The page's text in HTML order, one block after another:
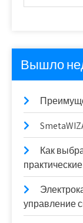
Вышло
Как
управление